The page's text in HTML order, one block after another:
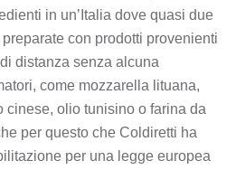
in un’Italia dove quasi due
con prodotti provenienti
distanza senza alcuna
come mozzarella lituana,
cinese, olio tunisino o farina da
per questo che Coldiretti ha
per una legge europea